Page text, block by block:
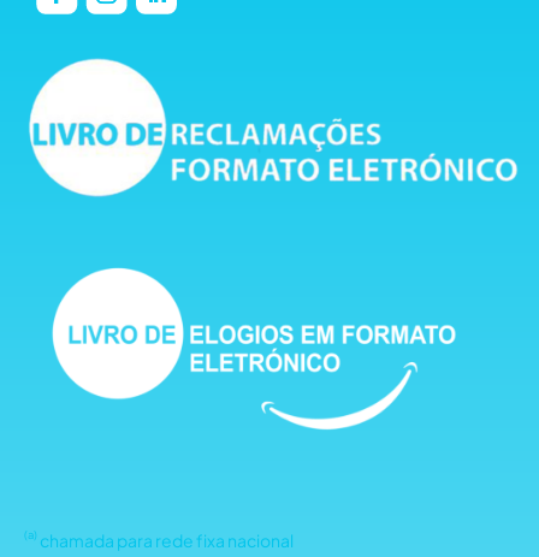
(a) chamada para rede fixa nacional